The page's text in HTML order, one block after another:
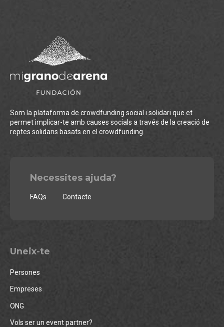
Som la plataforma de crowdfunding social i solidari que et
permet implicar-te amb causes socials a través de la creació de
reptes solidaris basats en el crowdfunding.
Necessites ajuda?
FAQs Contacte
Uneix-te
Persones
Empreses
ONG
Vols ser un event partner?